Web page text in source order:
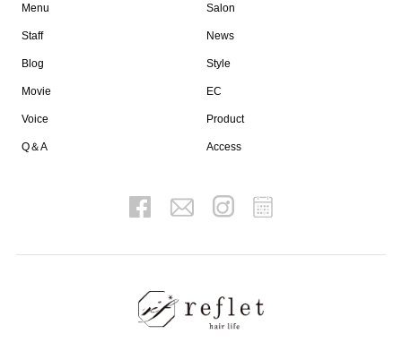
Menu Salon
Staff News
Blog Style
Movie EC
Voice Product
Q＆A Access